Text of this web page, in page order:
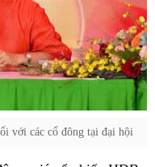
với các cổ đông tại đại hội